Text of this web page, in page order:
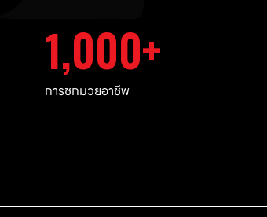
1,000
การชกมวยอาชีพ